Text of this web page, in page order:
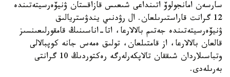
سارسەن امانجولوۆ اتىنداعى شىعىس قازاقستان ۋنيۆەرسيتەتىندە
12 گرانت قاراستىرىلعان. ال رۋدنىي يندۋستريالىق
ۋنيۆەرسيتەتىندە جەتىم بالالارعا، اتا-اناسىنىڭ قامقورلىعىنسىز
قالعان بالالارعا، از قامتىلعان، تولىق ەمەس جانە كوپبالالى
وتباسىلاردان شىققان تالاپكەرلەرگە رەكتوردىڭ 10 گرانتى
بەرىلەدى.